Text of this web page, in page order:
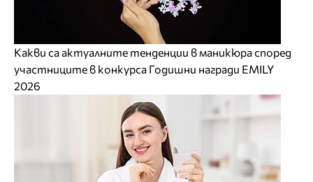
Какви са актуалните тенденции в маникюра според
участниците в конкурса Годишни награди EMILY
2026